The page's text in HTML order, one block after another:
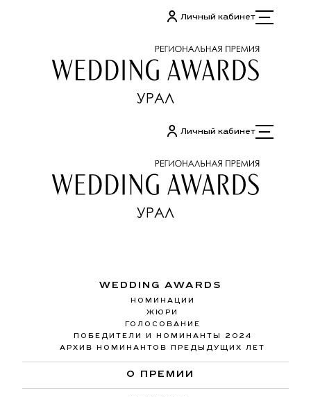
Личный кабинет
Личный кабинет
WEDDING AWARDS
НОМИНАЦИИ
ЖЮРИ
ГОЛОСОВАНИЕ
ПОБЕДИТЕЛИ И НОМИНАНТЫ 2024
АРХИВ НОМИНАНТОВ ПРЕДЫДУЩИХ ЛЕТ
О ПРЕМИИ